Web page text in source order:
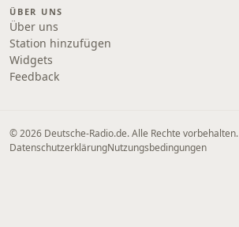
ÜBER UNS
Über uns
Station hinzufügen
Widgets
Feedback
© 2026 Deutsche-Radio.de. Alle Rechte vorbehalten.
DatenschutzerklärungNutzungsbedingungen